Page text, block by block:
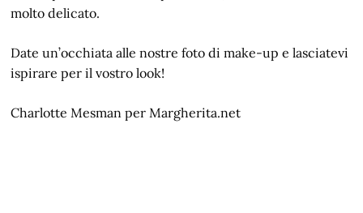
molto delicato.
Date un’occhiata alle nostre foto di make-up e lasciatevi
ispirare per il vostro look!
Charlotte Mesman per Margherita.net